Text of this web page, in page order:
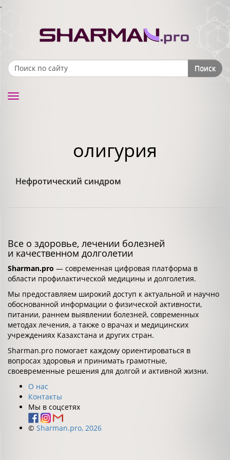
.
Search form Поиск
Toggle
олигурия
Нефротический синдром
Все о здоровье, лечении болезней
и качественном долголетии
Sharman.pro — современная цифровая платформа в
области профилактической медицины и долголетия.
Мы предоставляем широкий доступ к актуальной и научно
обоснованной информации о физической активности,
питании, раннем выявлении болезней, современных
методах лечения, а также о врачах и медицинских
учреждениях Казахстана и других стран.
Sharman.pro помогает каждому ориентироваться в
вопросах здоровья и принимать грамотные,
своевременные решения для долгой и активной жизни.
О нас
Контакты
Мы в соцсетях
© Sharman.pro, 2026